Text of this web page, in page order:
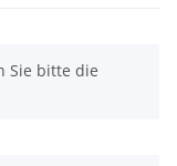
Sie bitte die